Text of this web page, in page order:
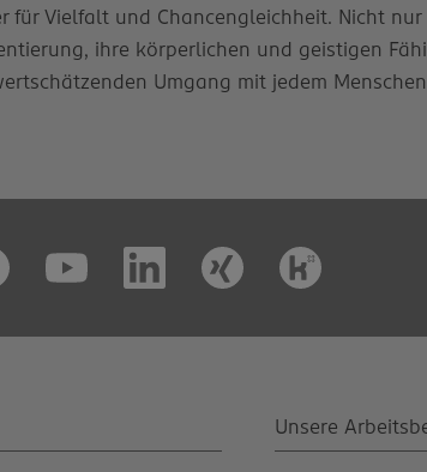
Vielfalt und Chancengleichheit. Nicht
ihre körperlichen und geistigen
Umgang mit jedem
Unsere